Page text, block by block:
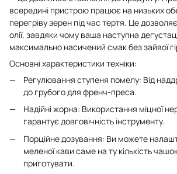
всередині пристрою працює на низьких
перегріву зерен під час тертя. Це
олії, завдяки чому ваша наступна
максимально насичений смак без зайвої
Основні характеристики техніки:
Регулювання ступеня помелу: Від
до грубого для френч-преса.
Надійні жорна: Використання міцної
гарантує довговічність інструменту.
Порційне дозування: Ви можете
меленої кави саме на ту кількість
приготувати.